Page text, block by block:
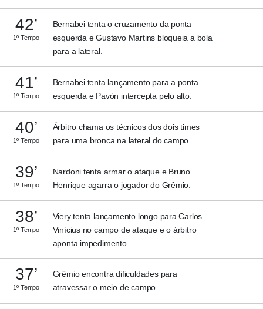
42’
1º Tempo
Bernabei tenta o cruzamento da ponta
esquerda e Gustavo Martins bloqueia a bola
para a lateral.
41’
1º Tempo
Bernabei tenta lançamento para a ponta
esquerda e Pavón intercepta pelo alto.
40’
1º Tempo
Árbitro chama os técnicos dos dois times
para uma bronca na lateral do campo.
39’
1º Tempo
Nardoni tenta armar o ataque e Bruno
Henrique agarra o jogador do Grêmio.
38’
1º Tempo
Viery tenta lançamento longo para Carlos
Vinícius no campo de ataque e o árbitro
aponta impedimento.
37’
1º Tempo
Grêmio encontra dificuldades para
atravessar o meio de campo.